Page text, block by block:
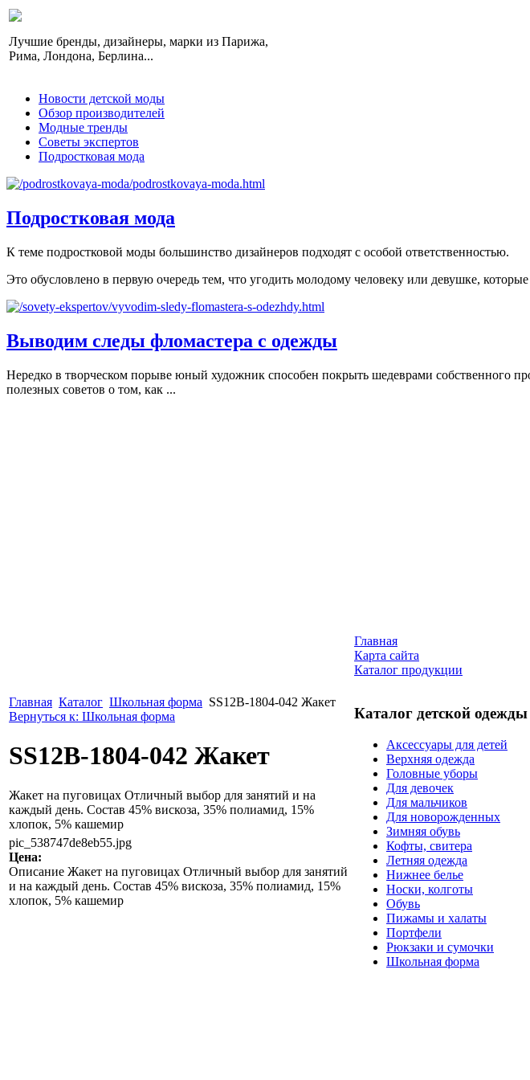
Лучшие бренды, дизайнеры, марки из Парижа,
Рима, Лондона, Берлина...
Новости детской моды
Обзор производителей
Модные тренды
Советы экспертов
Подростковая мода
Подростковая мода
К теме подростковой моды большинство дизайнеров подходят с особой ответственностью.
Это обусловлено в первую очередь тем, что угодить молодому человеку или девушке,
Выводим следы фломастера с одежды
Нередко в творческом порыве юный художник способен покрыть шедеврами собственного
полезных советов о том, как ...
Главная Каталог Школьная форма SS12B-1804-042 Жакет
Вернуться к: Школьная форма
SS12B-1804-042 Жакет
Жакет на пуговицах Oтличный выбор для занятий и на
каждый день. Состав 45% вискоза, 35% полиамид, 15%
хлопок, 5% кашемир
pic_538747de8eb55.jpg
Цена:
Описание Жакет на пуговицах Oтличный выбор для занятий
и на каждый день. Состав 45% вискоза, 35% полиамид, 15%
хлопок, 5% кашемир
Главная
Карта сайта
Каталог продукции
Каталог детской одежды
Аксессуары для детей
Верхняя одежда
Головные уборы
Для девочек
Для мальчиков
Для новорожденных
Зимняя обувь
Кофты, свитера
Летняя одежда
Нижнее белье
Носки, колготы
Обувь
Пижамы и халаты
Портфели
Рюкзаки и сумочки
Школьная форма